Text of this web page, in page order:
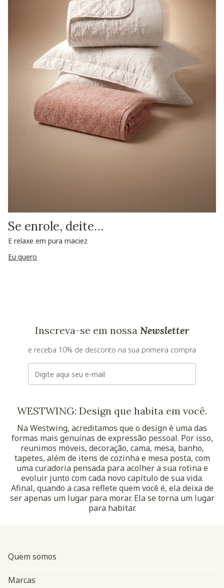
Se enrole, deite…
E relaxe em pura maciez
Eu quero
Inscreva-se em nossa Newsletter
e receba 10% de desconto na sua primeira compra
E-mail
WESTWING: Design que habita em você.
Na Westwing, acreditamos que o design é uma das
formas mais genuínas de expressão pessoal. Por isso,
reunimos móveis, decoração, cama, mesa, banho,
tapetes, além de itens de cozinha e mesa posta, com
uma curadoria pensada para acolher a sua rotina e
evoluir junto com cada novo capítulo de sua vida.
Afinal, quando a casa reflete quem você é, ela deixa de
ser apenas um lugar para morar. Ela se torna um lugar
para habitar.
Quem somos
Marcas